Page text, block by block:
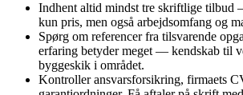
Indhent altid mindst tre skriftlige tilbud
kun pris, men også arbejdsomfang og
Spørg om referencer fra tilsvarende
erfaring betyder meget — kendskab til
byggeskik i området.
Kontroller ansvarsforsikring, firmaets